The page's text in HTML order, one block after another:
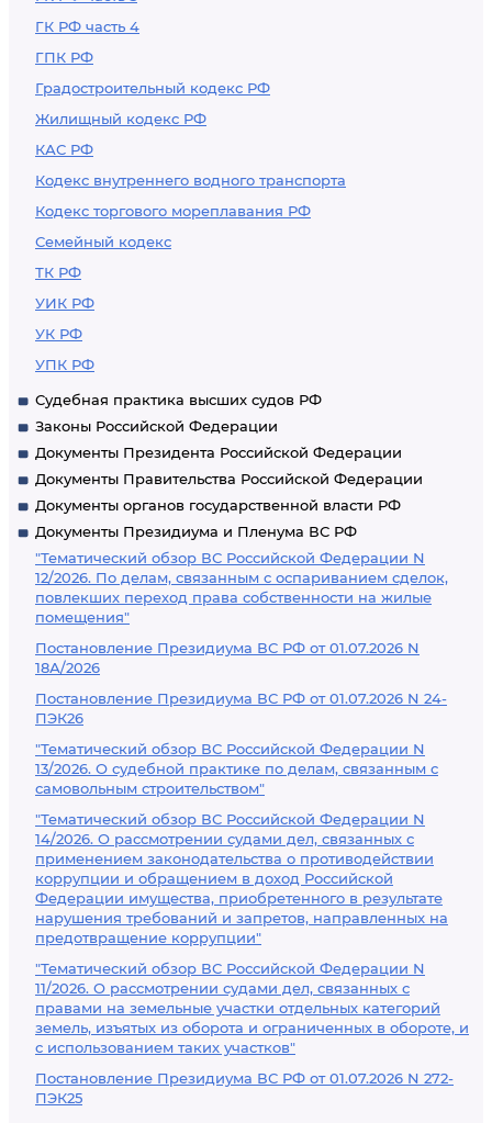
ГК РФ часть 4
ГПК РФ
Градостроительный кодекс РФ
Жилищный кодекс РФ
КАС РФ
Кодекс внутреннего водного транспорта
Кодекс торгового мореплавания РФ
Семейный кодекс
ТК РФ
УИК РФ
УК РФ
УПК РФ
Судебная практика высших судов РФ
Законы Российской Федерации
Документы Президента Российской Федерации
Документы Правительства Российской Федерации
Документы органов государственной власти РФ
Документы Президиума и Пленума ВС РФ
"Тематический обзор ВС Российской Федерации N
12/2026. По делам, связанным с оспариванием сделок,
повлекших переход права собственности на жилые
помещения"
Постановление Президиума ВС РФ от 01.07.2026 N
18А/2026
Постановление Президиума ВС РФ от 01.07.2026 N 24-
ПЭК26
"Тематический обзор ВС Российской Федерации N
13/2026. О судебной практике по делам, связанным с
самовольным строительством"
"Тематический обзор ВС Российской Федерации N
14/2026. О рассмотрении судами дел, связанных с
применением законодательства о противодействии
коррупции и обращением в доход Российской
Федерации имущества, приобретенного в результате
нарушения требований и запретов, направленных на
предотвращение коррупции"
"Тематический обзор ВС Российской Федерации N
11/2026. О рассмотрении судами дел, связанных с
правами на земельные участки отдельных категорий
земель, изъятых из оборота и ограниченных в обороте, и
с использованием таких участков"
Постановление Президиума ВС РФ от 01.07.2026 N 272-
ПЭК25